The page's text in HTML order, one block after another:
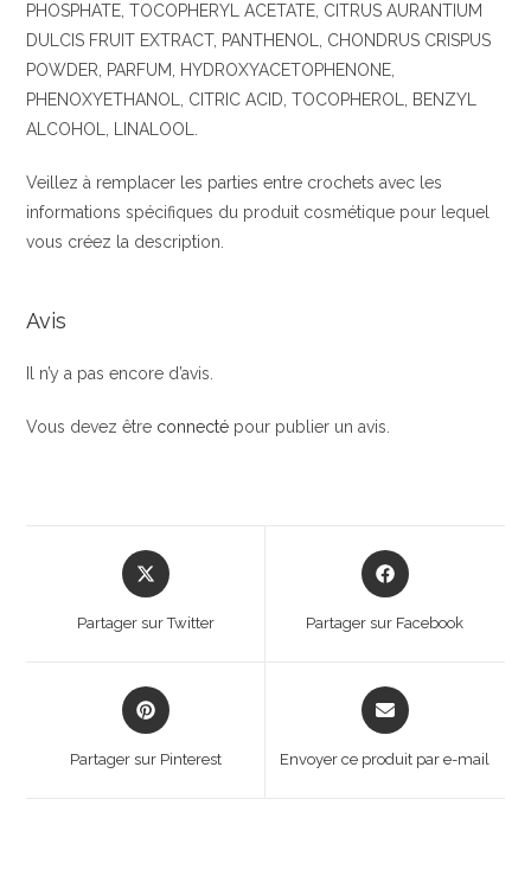
PHOSPHATE, TOCOPHERYL ACETATE, CITRUS AURANTIUM
DULCIS FRUIT EXTRACT, PANTHENOL, CHONDRUS CRISPUS
POWDER, PARFUM, HYDROXYACETOPHENONE,
PHENOXYETHANOL, CITRIC ACID, TOCOPHEROL, BENZYL
ALCOHOL, LINALOOL.
Veillez à remplacer les parties entre crochets avec les
informations spécifiques du produit cosmétique pour lequel
vous créez la description.
Avis
Il n’y a pas encore d’avis.
Vous devez être connecté pour publier un avis.
Opens
in
new
Partager sur Twitter
Opens
in
Partager sur Facebook
Opens
in
Partager sur Pinterest
Opens
in
new
Envoyer ce produit par e-mail